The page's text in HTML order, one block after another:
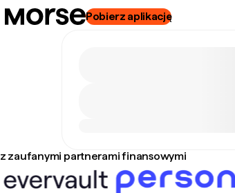
Pobierz aplikację
zaufanymi partnerami finansowymi